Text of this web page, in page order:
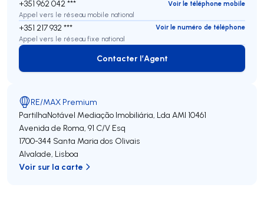
+351 962 042 ***
Voir le téléphone mobile
Appel vers le réseau mobile national
+351 217 932 ***
Voir le numéro de téléphone
Appel vers le réseau fixe national
Contacter l’Agent
Contacter l’Agent
RE/MAX Premium
PartilhaNotável Mediação Imobiliária, Lda AMI 10461
Avenida de Roma, 91 C/V Esq
1700-344 Santa Maria dos Olivais
Alvalade, Lisboa
Voir sur la carte